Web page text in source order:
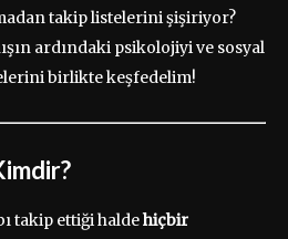
takip listelerini şişiriyor?
ardındaki psikolojiyi ve sosyal
birlikte keşfedelim!
takip ettiği haldehiçbir